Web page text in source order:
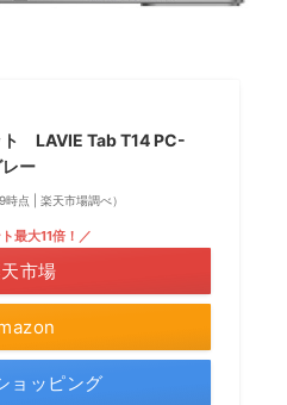
LAVIE Tab T14 PC-
ー
時点 | 楽天市場調べ）
最大11倍！／
市場
ョッピング